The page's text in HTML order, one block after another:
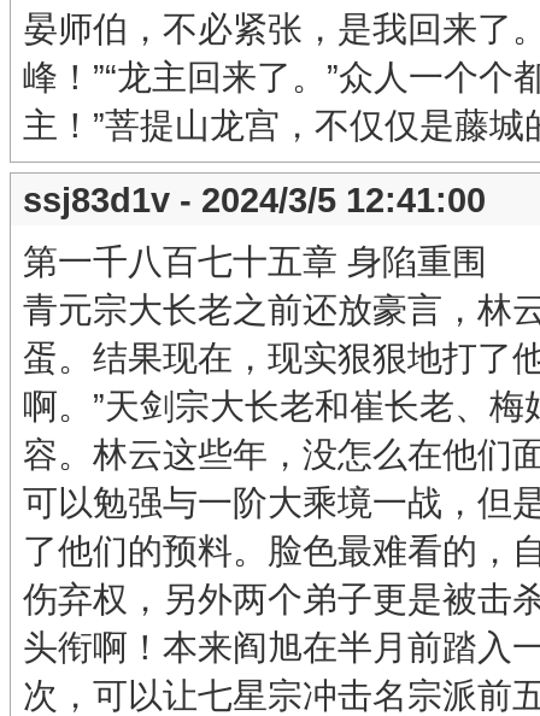
晏师伯，不必紧张，是我回来了
峰！”“龙主回来了。”众人一个
主！”菩提山龙宫，不仅仅是藤
ssj83d1v - 2024/3/5 12:41:00
第一千八百七十五章 身陷重围
青元宗大长老之前还放豪言，林
蛋。结果现在，现实狠狠地打了
啊。”天剑宗大长老和崔长老、
容。林云这些年，没怎么在他们
可以勉强与一阶大乘境一战，但
了他们的预料。脸色最难看的，
伤弃权，另外两个弟子更是被击
头衔啊！本来阎旭在半月前踏入
次，可以让七星宗冲击名宗派前